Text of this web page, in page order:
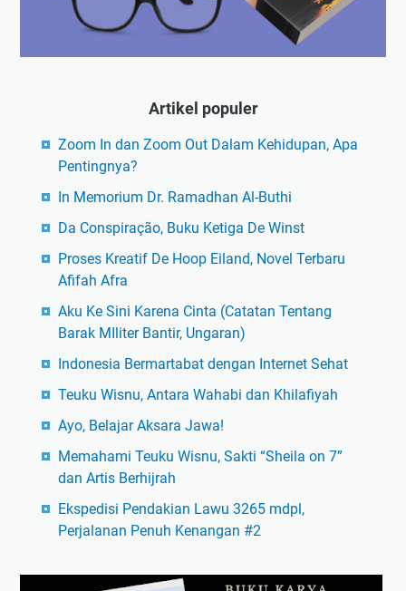
Artikel populer
Zoom In dan Zoom Out Dalam Kehidupan, Apa
Pentingnya?
In Memorium Dr. Ramadhan Al-Buthi
Da Conspiração, Buku Ketiga De Winst
Proses Kreatif De Hoop Eiland, Novel Terbaru
Afifah Afra
Aku Ke Sini Karena Cinta (Catatan Tentang
Barak MIliter Bantir, Ungaran)
Indonesia Bermartabat dengan Internet Sehat
Teuku Wisnu, Antara Wahabi dan Khilafiyah
Ayo, Belajar Aksara Jawa!
Memahami Teuku Wisnu, Sakti “Sheila on 7”
dan Artis Berhijrah
Ekspedisi Pendakian Lawu 3265 mdpl,
Perjalanan Penuh Kenangan #2